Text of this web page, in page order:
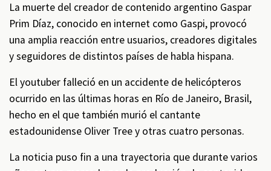
La muerte del creador de contenido argentino Gaspar
Prim Díaz, conocido en internet como Gaspi, provocó
una amplia reacción entre usuarios, creadores digitales
y seguidores de distintos países de habla hispana.
El youtuber falleció en un accidente de helicópteros
ocurrido en las últimas horas en Río de Janeiro, Brasil,
hecho en el que también murió el cantante
estadounidense Oliver Tree y otras cuatro personas.
La noticia puso fin a una trayectoria que durante varios